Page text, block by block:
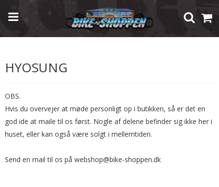
HYOSUNG
OBS.
Hvis du overvejer at møde personligt op i butikken, så er det en
god ide at maile til os først. Nogle af delene befinder sig ikke her i
huset, eller kan også være solgt i mellemtiden.
Send en mail til os på webshop@bike-shoppen.dk